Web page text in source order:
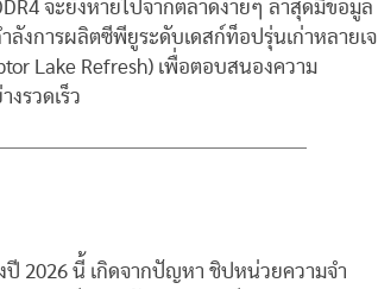
จะยังหายไปจากตลาดง่ายๆ ล่าสุดมีข้อมูล
ลังการผลิตซีพียูระดับเดสก์ท็อปรุ่นเก่าหลายเจ
Lake Refresh) เพื่อตอบสนองความ
รวดเร็ว
2026 นี้ เกิดจากปัญหา ชิปหน่วยความจำ